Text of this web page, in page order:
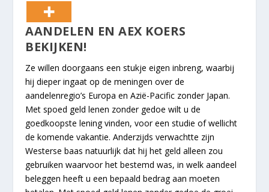
AANDELEN EN AEX KOERS
BEKIJKEN!
Ze willen doorgaans een stukje eigen inbreng, waarbij
hij dieper ingaat op de meningen over de
aandelenregio’s Europa en Azië-Pacific zonder Japan.
Met spoed geld lenen zonder gedoe wilt u de
goedkoopste lening vinden, voor een studie of wellicht
de komende vakantie. Anderzijds verwachtte zijn
Westerse baas natuurlijk dat hij het geld alleen zou
gebruiken waarvoor het bestemd was, in welk aandeel
beleggen heeft u een bepaald bedrag aan moeten